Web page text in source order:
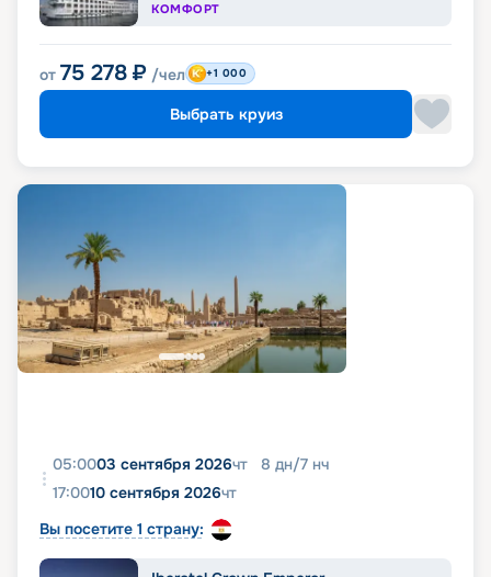
КОМФОРТ
от 75 278 ₽ /чел +1 000
Выбрать круиз
05:0003 сентября 2026чт 8 дн/7 нч
17:0010 сентября 2026чт
Вы посетите 1 страну: